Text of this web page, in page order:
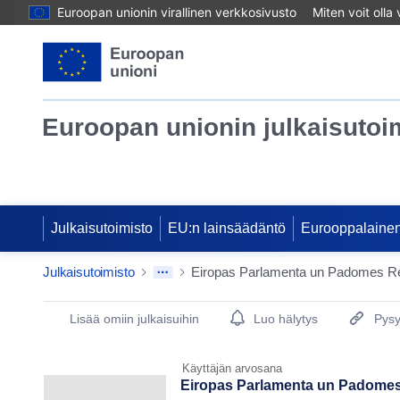
Euroopan unionin virallinen verkkosivusto Miten voit olla
Euroopan unionin
Julkaisutoimisto EU:n lainsäädäntö
Julkaisutoimisto
Publication Detail Actions Portlet
Lisää omiin julkaisuihin Luo hälytys
Käyttäjän arvosana
Eiropas Parlamenta un